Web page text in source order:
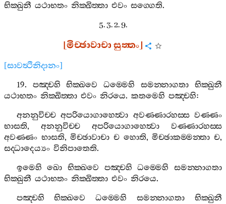
භික‍්ඛුනී යථාභතං නික‍්ඛිත‍්තා එවං සග‍්ගෙති.
5. 3. 2. 9.
[මිච‍්ඡාවාචාසුත‍්තං]
[සාවත්‍ථිනිදානං]
19. පඤ‍්චහි භික‍්ඛවෙ ධම‍්මෙහි සමන‍්නාගතා
භික‍්ඛුනී
යථාභතං නික‍්ඛිත‍්තා එවං නිරයෙ. කතමෙහි පඤ‍්චහි:
අනනුවිච‍්ච අපරියොගාහෙත්‍වා අවණ‍්ණාරහස‍්ස වණ‍්ණං
භාසති, අනනුවිච‍්ච අපරියොගාහෙත්‍වා
වණ‍්ණාරහස‍්ස
අවණ‍්ණං භාසති,මිච‍්ඡාවාචා ච හොති,මිච‍්ඡාකම‍්මන‍්තා ච,
සද‍්ධාදෙය්‍යං විනිපාතෙති.
ඉමෙහි ඛො භික‍්ඛවෙ පඤ‍්චහි ධම‍්මෙහි
සමන‍්නාගතා
භික‍්ඛුනී යථාභතං නික‍්ඛිත‍්තා එවං නිරයෙ.
පඤ‍්චහි
භික‍්ඛවෙ ධම‍්මෙහි සමන‍්නාගතා
භික‍්ඛුනී